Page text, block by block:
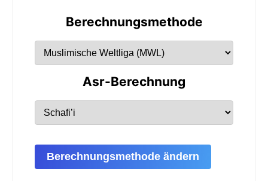
Berechnungsmethode
Asr-Berechnung
Berechnungsmethode ändern